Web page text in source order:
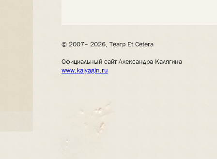
© 2007– 2026, Театр Et Cetera
Официальный сайт Александра Калягина
www.kalyagin.ru